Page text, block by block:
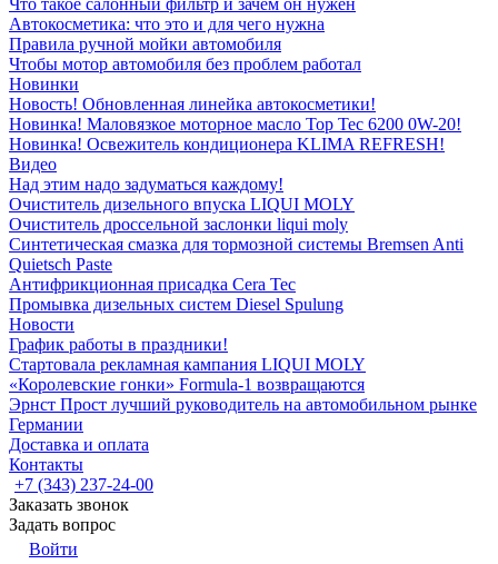
Что такое салонный фильтр и зачем он нужен
Автокосметика: что это и для чего нужна
Правила ручной мойки автомобиля
Чтобы мотор автомобиля без проблем работал
Новинки
Новость! Обновленная линейка автокосметики!
Новинка! Маловязкое моторное масло Top Tec 6200 0W-20!
Новинка! Освежитель кондиционера KLIMA REFRESH!
Видео
Над этим надо задуматься каждому!
Очиститель дизельного впуска LIQUI MOLY
Очиститель дроссельной заслонки liqui moly
Синтетическая смазка для тормозной системы Bremsen Anti
Quietsch Paste
Антифрикционная присадка Cera Tec
Промывка дизельных систем Diesel Spulung
Новости
График работы в праздники!
Стартовала рекламная кампания LIQUI MOLY
«Королевские гонки» Formula-1 возвращаются
Эрнст Прост лучший руководитель на автомобильном рынке
Германии
Доставка и оплата
Контакты
+7 (343) 237-24-00
Заказать звонок
Задать вопрос
Войти